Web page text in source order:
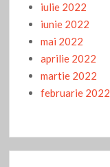
iulie 2022
iunie 2022
mai 2022
aprilie 2022
martie 2022
februarie 2022